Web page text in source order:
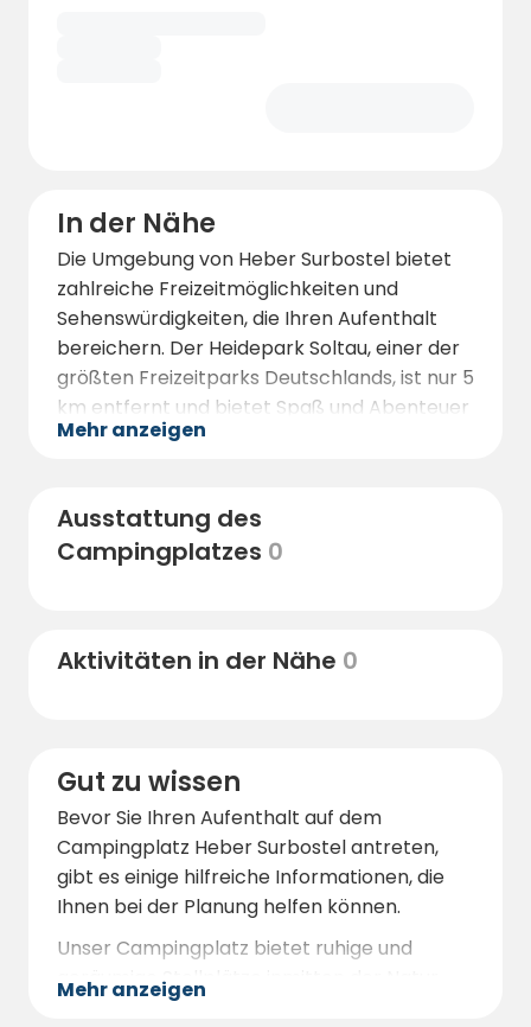
In der Nähe
Die Umgebung von Heber Surbostel bietet
zahlreiche Freizeitmöglichkeiten und
Sehenswürdigkeiten, die Ihren Aufenthalt
bereichern. Der Heidepark Soltau, einer der
größten Freizeitparks Deutschlands, ist nur 5
km entfernt und bietet Spaß und Abenteuer
für die ganze Familie.
absolutes Muss. Dieses beeindruckende
Moorgebiet ist nur 3 km entfernt und bietet
einzigartige Wanderwege durch die
Die Heideflächen, die in nur 3 km Entfernung
vielfältigen Flora und Fauna entdecken.
Der Jakobsweg, der direkt an unserem
Campingplatz vorbeiführt, lädt zu
spirituellen und erholsamen Wanderungen
ein.
In den nahegelegenen Städten
Schneverdingen und Soltau finden Sie eine
Mehr anzeigen
Ausstattung des
Campingplatzes 0
Aktivitäten in der Nähe 0
Gut zu wissen
Bevor Sie Ihren Aufenthalt auf dem
Campingplatz Heber Surbostel antreten,
gibt es einige hilfreiche Informationen, die
Ihnen bei der Planung helfen können.
Unser Campingplatz bietet ruhige und
geräumige Stellplätze inmitten der Natur.
Der Standort am Jakobsweg macht ihn ideal
Mehr anzeigen